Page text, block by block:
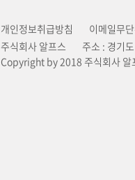
개인정보취급방침
이메일무
주식회사 알프스
주소 : 경기
Copyright by 2018 주식회사